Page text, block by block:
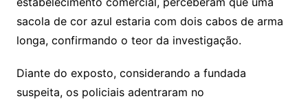
sacola de cor azul estaria com dois cabos de arma
longa, confirmando o teor da investigação.
Diante do exposto, considerando a fundada
suspeita, os policiais adentraram no